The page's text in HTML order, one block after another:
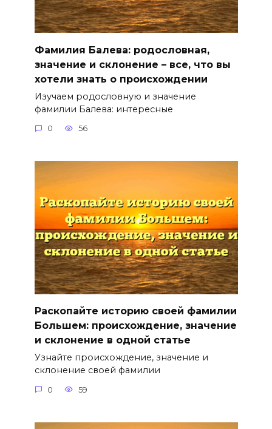
Фамилия Балева: родословная,
значение и склонение – все, что вы
хотели знать о происхождении
Изучаем родословную и значение
фамилии Балева: интересные
0 56
Раскопайте историю своей фамилии
Большем: происхождение, значение
и склонение в одной статье
Узнайте происхождение, значение и
склонение своей фамилии
0 59